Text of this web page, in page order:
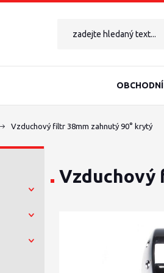
Vzduchový filtr 38mm zahnutý 90° krytý
Vzduchový